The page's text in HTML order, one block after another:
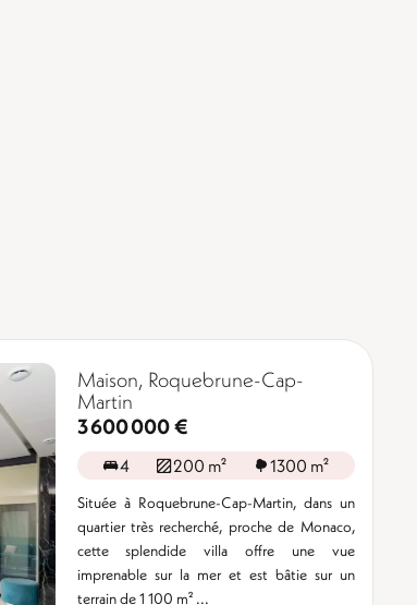
Maison, Roquebrune-Cap-
Martin
3 600 000 €
4 200 m² 1300 m²
Située à Roquebrune-Cap-Martin, dans un
quartier très recherché, proche de Monaco,
cette splendide villa offre une vue
imprenable sur la mer et est bâtie sur un
terrain de 1 100 m² ...